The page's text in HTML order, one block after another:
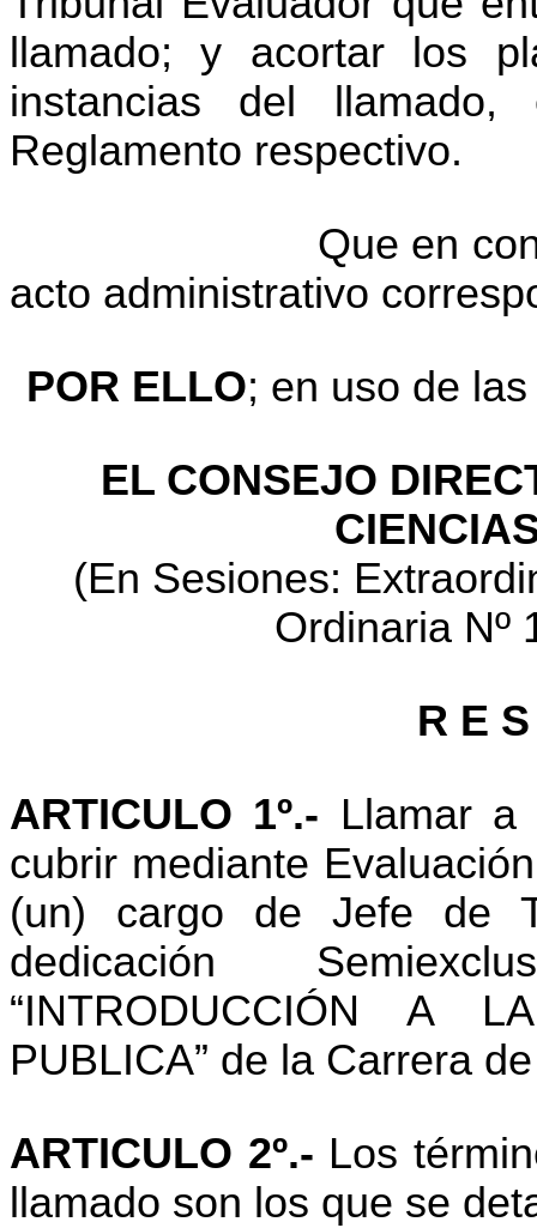
llamado; y acortar los
instancias del
Reglamento respectivo.
Que en
acto administrativo
POR ELLO; en uso de
EL CONSEJO
(En Sesiones:
Ordinaria Nº
R E
ARTICULO 1º.- Llamar a
cubrir mediante
(un) cargo de Jefe de
dedicación
“INTRODUCCIÓN A
PUBLICA” de la Carrera
ARTICULO 2º.- Los
llamado son los que se